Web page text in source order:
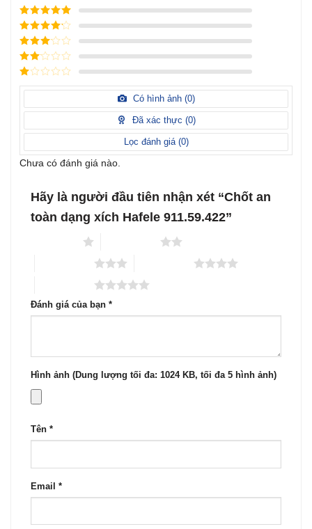
Được xếp
hạng
5
5
sao
Được xếp
hạng
4
5
sao
Được
xếp
hạng3
5 sao
Được
hạng
sao
Được
hạng
sao
Có hình ảnh (0)
Đã xác thực (0)
Lọc đánh giá (0)
Chưa có đánh giá nào.
Hãy là người đầu tiên nhận xét “Chốt an
toàn dạng xích Hafele 911.59.422”
Đánh giá của bạn *
Hình ảnh (Dung lượng tối đa: 1024 KB, tối đa 5 hình ảnh)
Tên *
Email *